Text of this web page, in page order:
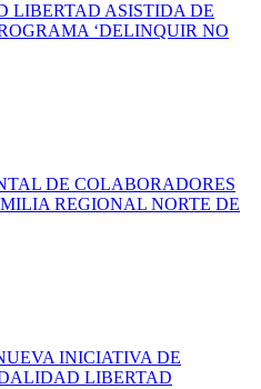
LIBERTAD ASISTIDA DE
‘DELINQUIR NO
DE COLABORADORES
REGIONAL NORTE DE
INICIATIVA DE
LIBERTAD